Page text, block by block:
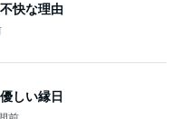
快な理由
しい縁日